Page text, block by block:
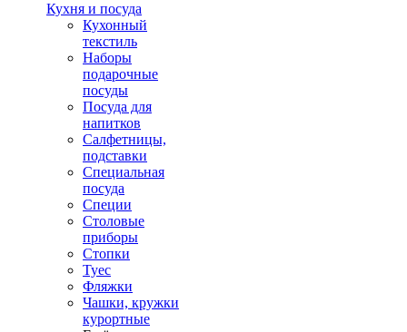
Кухня и посуда
Кухонный
текстиль
Наборы
подарочные
посуды
Посуда для
напитков
Салфетницы,
подставки
Специальная
посуда
Специи
Столовые
приборы
Стопки
Туес
Фляжки
Чашки, кружки
курортные